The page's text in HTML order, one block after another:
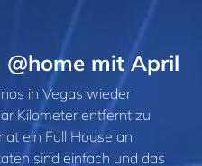
mit April
in Vegas wieder
Kilometer entfernt zu
ein Full House an
sind einfach und das